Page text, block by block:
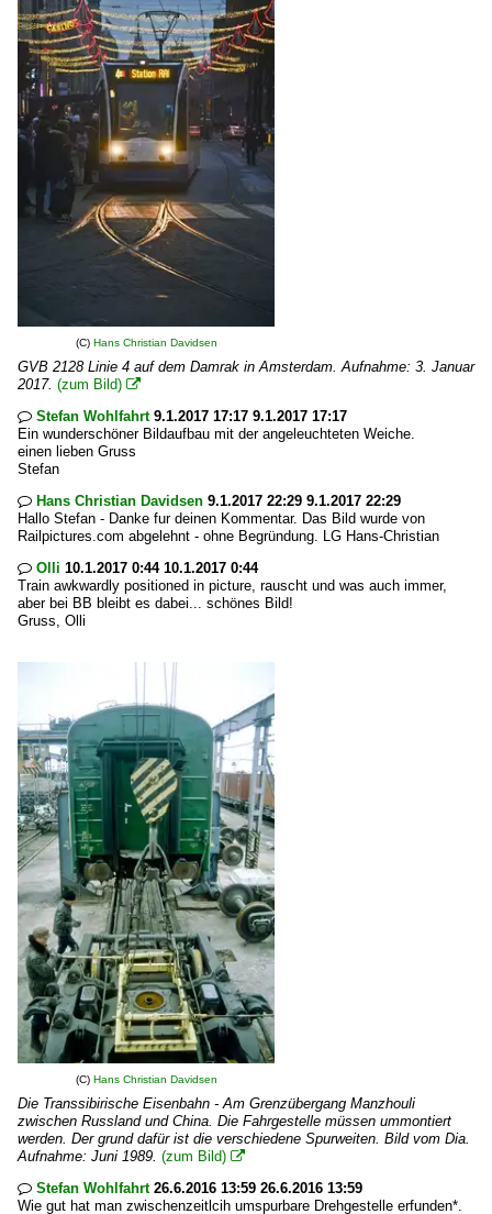
(C) Hans Christian Davidsen
GVB 2128 Linie 4 auf dem Damrak in Amsterdam. Aufnahme: 3. Januar
2017. (zum Bild) 
 Stefan Wohlfahrt9.1.2017 17:17 9.1.2017 17:17
Ein wunderschöner Bildaufbau mit der angeleuchteten Weiche.
einen lieben Gruss
Stefan
 Hans Christian Davidsen 9.1.2017 22:29 9.1.2017 22:29
Hallo Stefan - Danke fur deinen Kommentar. Das Bild wurde von
Railpictures.com abgelehnt - ohne Begründung. LG Hans-Christian
 Olli 10.1.2017 0:44 10.1.2017 0:44
Train awkwardly positioned in picture, rauscht und was auch immer,
aber bei BB bleibt es dabei... schönes Bild!
Gruss, Olli
(C) Hans Christian Davidsen
Die Transsibirische Eisenbahn - Am Grenzübergang Manzhouli
zwischen Russland und China. Die Fahrgestelle müssen ummontiert
werden. Der grund dafür ist die verschiedene Spurweiten. Bild vom Dia.
Aufnahme: Juni 1989. (zum Bild) 
 Stefan Wohlfahrt26.6.2016 13:59 26.6.2016 13:59
Wie gut hat man zwischenzeitlcih umspurbare Drehgestelle erfunden*.